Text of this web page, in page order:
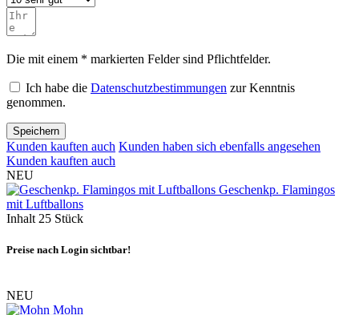
Die mit einem * markierten Felder sind Pflichtfelder.
Ich habe die Datenschutzbestimmungen zur Kenntnis
genommen.
Speichern
Kunden kauften auch Kunden haben sich ebenfalls angesehen
Kunden kauften auch
NEU
Geschenkp. Flamingos
mit Luftballons
Inhalt 25 Stück
Preise nach Login sichtbar!
NEU
Mohn